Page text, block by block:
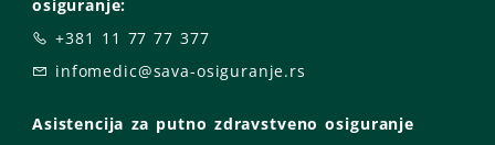
osiguranje:
+381 11 77 77 377
infomedic@sava-osiguranje.rs
Asistencija za putno zdravstveno osiguranje